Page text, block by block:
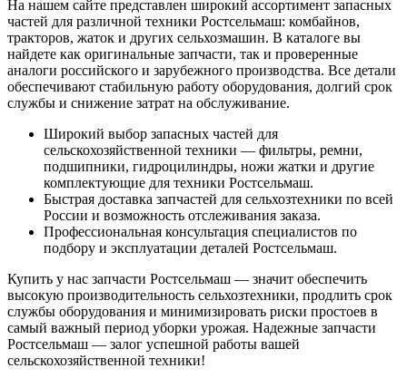
На нашем сайте представлен широкий ассортимент запасных
частей для различной техники Ростсельмаш: комбайнов,
тракторов, жаток и других сельхозмашин. В каталоге вы
найдете как оригинальные запчасти, так и проверенные
аналоги российского и зарубежного производства. Все детали
обеспечивают стабильную работу оборудования, долгий срок
службы и снижение затрат на обслуживание.
Широкий выбор запасных частей для
сельскохозяйственной техники — фильтры, ремни,
подшипники, гидроцилиндры, ножи жатки и другие
комплектующие для техники Ростсельмаш.
Быстрая доставка запчастей для сельхозтехники по всей
России и возможность отслеживания заказа.
Профессиональная консультация специалистов по
подбору и эксплуатации деталей Ростсельмаш.
Купить у нас запчасти Ростсельмаш — значит обеспечить
высокую производительность сельхозтехники, продлить срок
службы оборудования и минимизировать риски простоев в
самый важный период уборки урожая. Надежные запчасти
Ростсельмаш — залог успешной работы вашей
сельскохозяйственной техники!